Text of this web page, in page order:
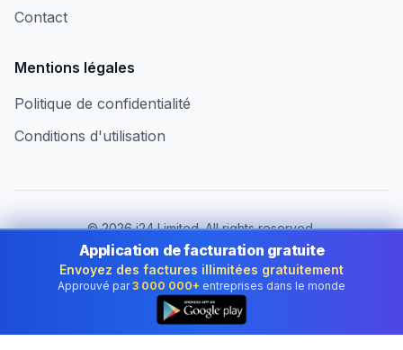
Contact
Mentions légales
Politique de confidentialité
Conditions d'utilisation
©2026i24 Limited. All rights reserved.
Au service des entreprises en France
Changer de pays :
France
Application de facturation gratuite
Envoyez des factures illimitées gratuitement
Approuvé par 3 000 000+ entreprises dans le monde